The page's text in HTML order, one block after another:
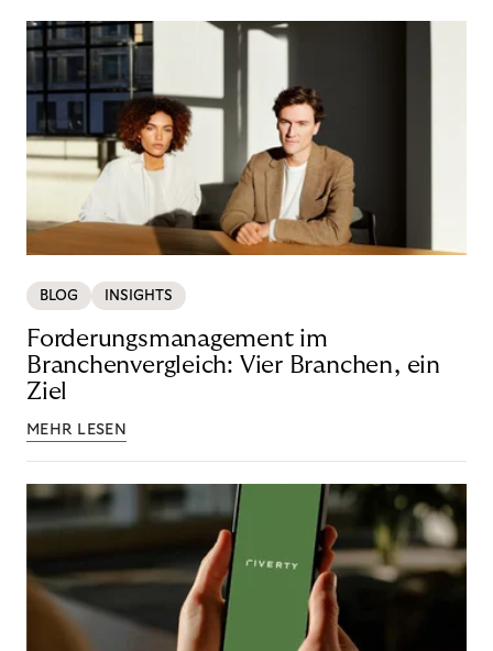
BLOG INSIGHTS
Forderungsmanagement im
Branchenvergleich: Vier Branchen, ein
Ziel
MEHR LESEN